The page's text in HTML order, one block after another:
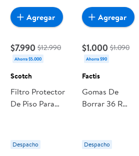
$7.990 $12.990
Ahorra $5.000
Scotch
Filtro Protector
De Piso Para
Despacho
Agregar
$1.000 $1.090
Ahorra $90
Factis
Gomas De
Borrar 36 R
Despacho
Agregar